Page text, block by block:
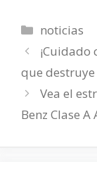
Categorías
noticias
¡Cuidado
que
Vea el
Benz Clase A